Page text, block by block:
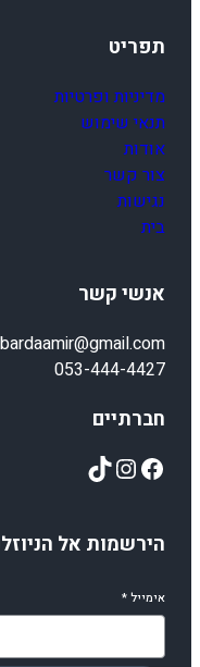
תפריט
מדיניות ופרטיות
תנאי שימוש
אודות
צור קשר
נגישות
בית
אנשי קשר
bardaamir@gmail.com
053-444-4427
חברתיים
Instagram
TikTok
הירשמות אל
אימייל*